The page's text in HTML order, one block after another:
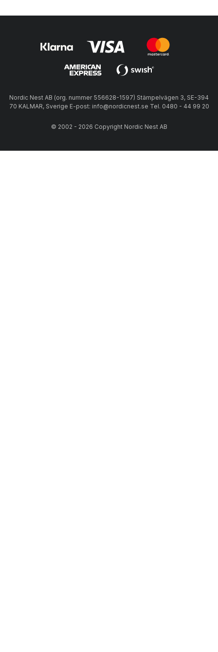
Nordic Nest AB (org. nummer 556628-1597) Stämpelvägen 3, SE-394
70 KALMAR, Sverige E-post: info@nordicnest.se Tel. 0480 - 44 99 20
© 2002 - 2026 Copyright Nordic Nest AB